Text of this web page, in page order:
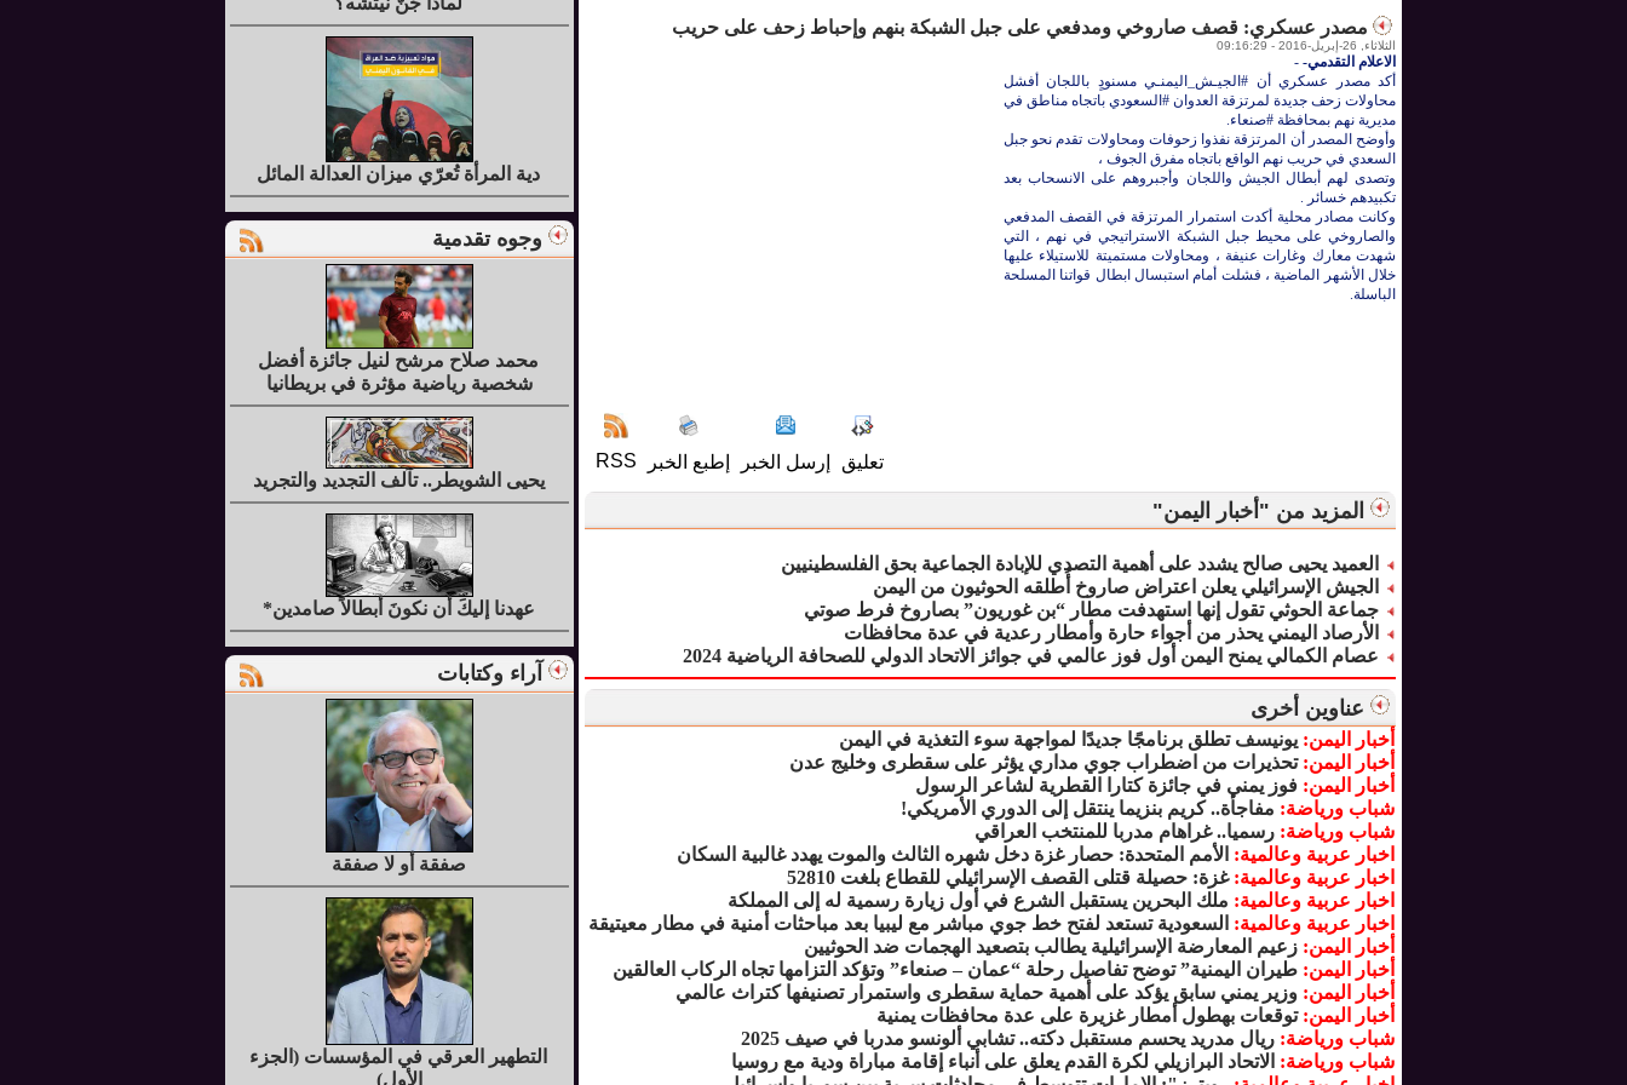
مصدر عسكري: قصف صاروخي ومدفعي على جبل الشبكة ب‏نهم وإحباط زحف على حريب
الثلاثاء, 26-إبريل-2016 - 09:16:29
الاعلام التقدمي- -
أكد مصدر عسكري أن #‏الجيـش_اليمنـي مسنودٍ باللجان أفشل
محاولات زحف جديدة لمرتزقة العدوان #‏السعودي باتجاه مناطق في
مديرية نهم بمحافظة #‏صنعاء.
وأوضح المصدر أن المرتزقة نفذوا زحوفات ومحاولات تقدم نحو جبل
السعدي في حريب نهم الواقع باتجاه مفرق الجوف ،
وتصدى لهم أبطال الجيش واللجان وأجبروهم على الانسحاب بعد
تكبيدهم خسائر .
وكانت مصادر محلية أكدت استمرار المرتزقة في القصف المدفعي
والصاروخي على محيط جبل الشبكة الاستراتيجي في نهم ، التي
شهدت معارك وغارات عنيفة ، ومحاولات مستميتة للاستيلاء عليها
خلال الأشهر الماضية ، فشلت أمام استبسال ابطال قواتنا المسلحة
الباسلة.
تعليق إرسل الخبر إطبع الخبر RSS
المزيد من "أخبار اليمن"
العميد يحيى صالح يشدد على أهمية التصدي للإبادة الجماعية بحق الفلسطينيين
الجيش الإسرائيلي يعلن اعتراض صاروخ أُطلقه الحوثيون من اليمن
جماعة الحوثي تقول إنها استهدفت مطار “بن غوريون” بصاروخ فرط صوتي
الأرصاد اليمني يحذر من أجواء حارة وأمطار رعدية في عدة محافظات
عصام الكمالي يمنح اليمن أول فوز عالمي في جوائز الاتحاد الدولي للصحافة الرياضية 2024
عناوين أخرى
أخبار اليمن:يونيسف تطلق برنامجًا جديدًا لمواجهة سوء التغذية في اليمن
أخبار اليمن:تحذيرات من اضطراب جوي مداري يؤثر على سقطرى وخليج عدن
أخبار اليمن:فوز يمني في جائزة كتارا القطرية لشاعر الرسول
شباب ورياضة: مفاجأة.. كريم بنزيما ينتقل إلى الدوري الأمريكي!
شباب ورياضة:رسميا.. غراهام مدربا للمنتخب العراقي
اخبار عربية وعالمية: الأمم المتحدة: حصار غزة دخل شهره الثالث والموت يهدد غالبية السكان
اخبار عربية وعالمية:غزة: حصيلة قتلى القصف الإسرائيلي للقطاع بلغت 52810
اخبار عربية وعالمية: ملك البحرين يستقبل الشرع في أول زيارة رسمية له إلى المملكة
اخبار عربية وعالمية: السعودية تستعد لفتح خط جوي مباشر مع ليبيا بعد مباحثات أمنية في مطار معيتيقة
أخبار اليمن:زعيم المعارضة الإسرائيلية يطالب بتصعيد الهجمات ضد الحوثيين
أخبار اليمن:طيران اليمنية” توضح تفاصيل رحلة “عمان – صنعاء” وتؤكد التزامها تجاه الركاب العالقين
أخبار اليمن:وزير يمني سابق يؤكد على أهمية حماية سقطرى واستمرار تصنيفها كتراث عالمي
أخبار اليمن:توقعات بهطول أمطار غزيرة على عدة محافظات يمنية
شباب ورياضة:ريال مدريد يحسم مستقبل دكته.. تشابي ألونسو مدربا في صيف 2025
شباب ورياضة: الاتحاد البرازيلي لكرة القدم يعلق على أنباء إقامة مباراة ودية مع روسيا
دية المرأة تُعرّي ميزان العدالة المائل
وجوه تقدمية
محمد صلاح مرشح لنيل جائزة أفضل
شخصية رياضية مؤثرة في بريطانيا
يحيى الشويطر.. تآلف التجديد والتجريد
عهدنا إليكَ أن نكونَ أبطالاً صامدين*
آراء وكتابات
صفقة أو لا صفقة
التطهير العرقي في المؤسسات (الجزء
الأول)